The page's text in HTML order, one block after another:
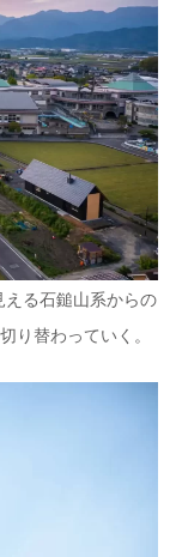
る石鎚山系からの
り替わっていく。